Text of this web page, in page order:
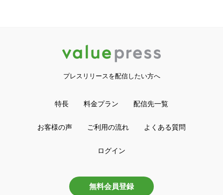
プレスリリースを配信したい方へ
特長 料金プラン 配信先一覧
お客様の声 ご利用の流れ よくある質問
ログイン
無料会員登録